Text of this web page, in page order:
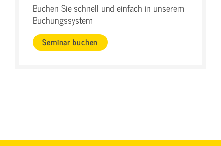
Buchen Sie schnell und einfach in unserem
Buchungssystem
Seminar buchen